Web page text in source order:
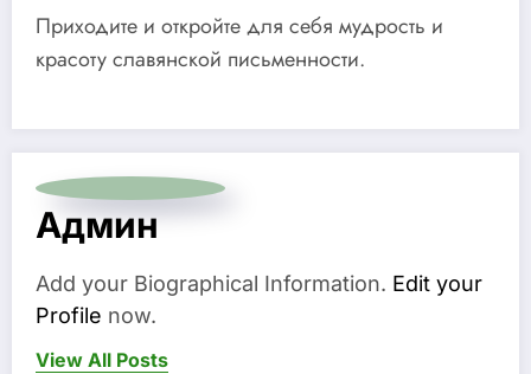
Приходите и откройте для себя мудрость и
красоту славянской письменности.
Админ
Add your Biographical Information. Edit your
Profile now.
View All Posts